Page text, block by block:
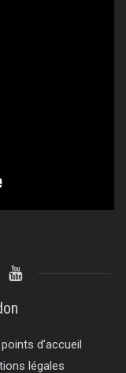
d’accueil
légales